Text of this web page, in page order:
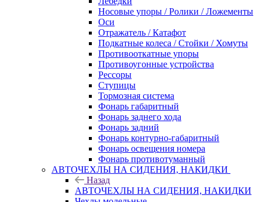
Носовые упоры / Ролики / Ложементы
Оси
Отражатель / Катафот
Подкатные колеса / Стойки / Хомуты
Противооткатные упоры
Противоугонные устройства
Рессоры
Ступицы
Тормозная система
Фонарь габаритный
Фонарь заднего хода
Фонарь задний
Фонарь контурно-габаритный
Фонарь освещения номера
Фонарь противотуманный
АВТОЧЕХЛЫ НА СИДЕНИЯ, НАКИДКИ
Назад
АВТОЧЕХЛЫ НА СИДЕНИЯ, НАКИДКИ